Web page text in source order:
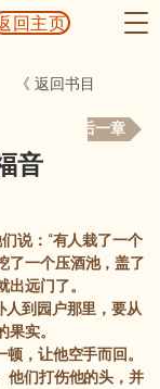
回主页
《 返回书目
后一章
音
说：“有人栽了一个
了一个压酒池，盖了
远门了。
人到园户那里，要从
果实。
，让他空手而回。
他们打伤他的头，并